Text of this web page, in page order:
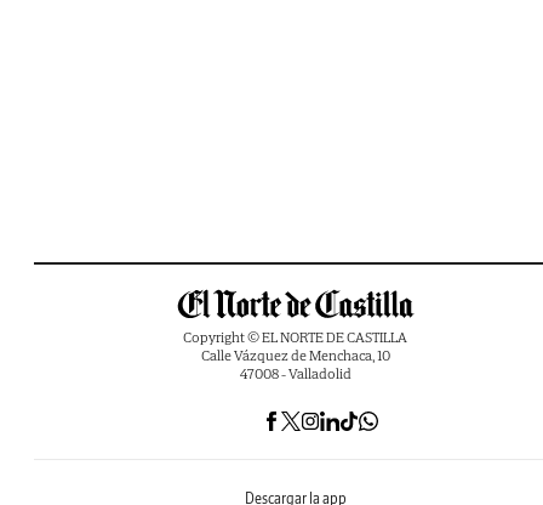
Copyright © EL NORTE DE CASTILLA
Calle Vázquez de Menchaca, 10
47008 - Valladolid
Descargar la app